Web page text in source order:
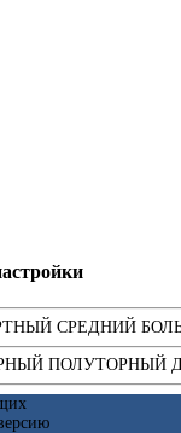
СРЕДНИЙ
ПОЛУТОРНЫЙ